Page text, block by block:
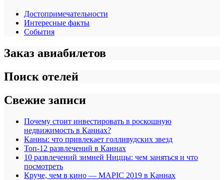
Достопримечательности
Интересные факты
События
Заказ авиабилетов
Поиск отелей
Свежие записи
Почему стоит инвестировать в роскошную
недвижимость в Каннах?
Канны: что привлекает голливудских звезд
Топ-12 развлечений в Каннах
10 развлечений зимней Ниццы: чем заняться и что
посмотреть
Круче, чем в кино — MAPIC 2019 в Каннах